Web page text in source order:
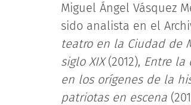
Miguel Ángel Vásquez
sido analista en el
teatro en la Ciudad de
siglo XIX(2012), Entre la
en los orígenes de la
patriotas en escena